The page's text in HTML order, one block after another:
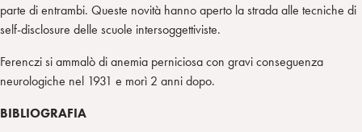
parte di entrambi. Queste novità hanno aperto la strada alle tecniche di
self-disclosure delle scuole intersoggettiviste.
Ferenczi si ammalò di anemia perniciosa con gravi conseguenza
neurologiche nel 1931 e morì 2 anni dopo.
BIBLIOGRAFIA